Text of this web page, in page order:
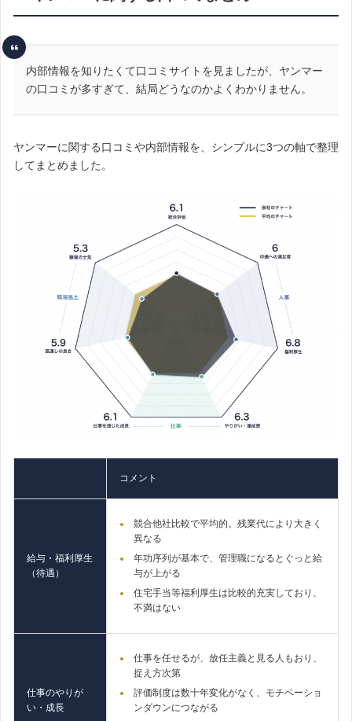
内部情報を知りたくて口コミサイトを見ましたが、ヤンマー
の口コミが多すぎて、結局どうなのかよくわかりません。
ヤンマーに関する口コミや内部情報を、シンプルに3つの軸で整理
してまとめました。
コメント
給与・福利厚生
（待遇）
競合他社比較で平均的。残業代により大きく
異なる
年功序列が基本で、管理職になるとぐっと給
与が上がる
住宅手当等福利厚生は比較的充実しており、
不満はない
仕事のやりが
い・成長
仕事を任せるが、放任主義と見る人もおり、
捉え方次第
評価制度は数十年変化がなく、モチベーショ
ンダウンにつながる